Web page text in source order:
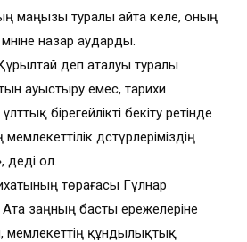
маңызы туралы айта келе, оның
мәніне назар аударды.
деп аталуы туралы
ауыстыру емес, тарихи
бірегейлікті бекіту ретінде
дәстүрлеріміздің
ол.
төрағасы Гүлнар
заңның басты ережелеріне
мемлекеттің құндылықтық